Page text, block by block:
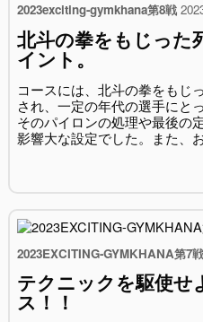
2023exciting-gymkhana第8戦
北斗の拳をもじった
イント。
コースには、北斗の拳をもじ
され、一定の年代の選手にと
そのパイロンの処理や最後の
影響大な設定でした。また、
2023EXCITING-GYMKHANA第7戦
テクニックを駆使せ
ス！！